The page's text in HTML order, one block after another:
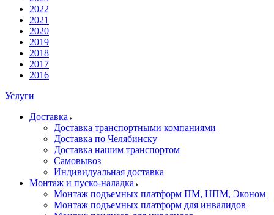
2022
2021
2020
2019
2018
2017
2016
Услуги
Доставка
Доставка транспортными компаниями
Доставка по Челябинску
Доставка нашим транспортом
Самовывоз
Индивидуальная доставка
Монтаж и пуско-наладка
Монтаж подъемных платформ ПМ, НПМ, Эконом
Монтаж подъемных платформ для инвалидов